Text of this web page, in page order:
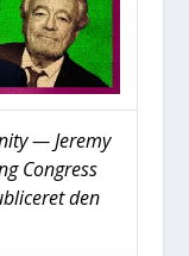
— Jere­my
Con­gress
den